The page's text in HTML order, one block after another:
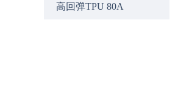
高回弹TPU 80A